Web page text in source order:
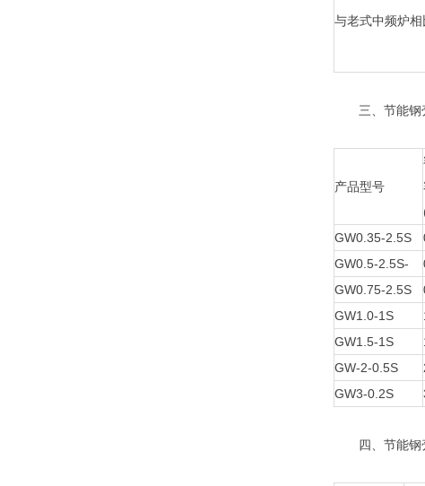
与老式中频炉相
三、节能钢
产品型号
GW0.35-2.5S
GW0.5-2.5S-
GW0.75-2.5S
GW1.0-1S
GW1.5-1S
GW-2-0.5S
GW3-0.2S
四、节能钢